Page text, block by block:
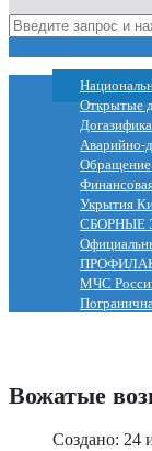
Открытые
Аварийно-
Обращение
Укрытия
СБОРНЫЕ
МЧС
Вожатые
Создано: 24